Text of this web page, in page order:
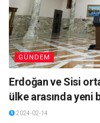
GÜNDEM
Erdoğan ve Sisi
ülke arasında yeni
2024-02-14